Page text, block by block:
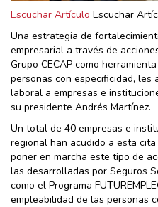
Escuchar Artículo Escuchar
Una estrategia de
empresarial a través de
Grupo CECAP como
personas con especificidad, les
laboral a empresas e
su presidente Andrés Martínez.
Un total de 40 empresas e
regional han acudido a esta
poner en marcha este tipo de
las desarrolladas por Seguros
como el Programa
empleabilidad de las personas